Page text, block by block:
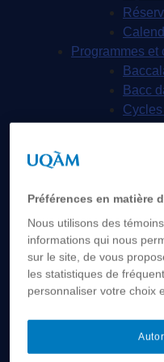
Programmes et
Bacc
Préférences en matière
Nous utilisons des
informations qui nous
sur le site, de vous
les statistiques de
personnaliser votre choix